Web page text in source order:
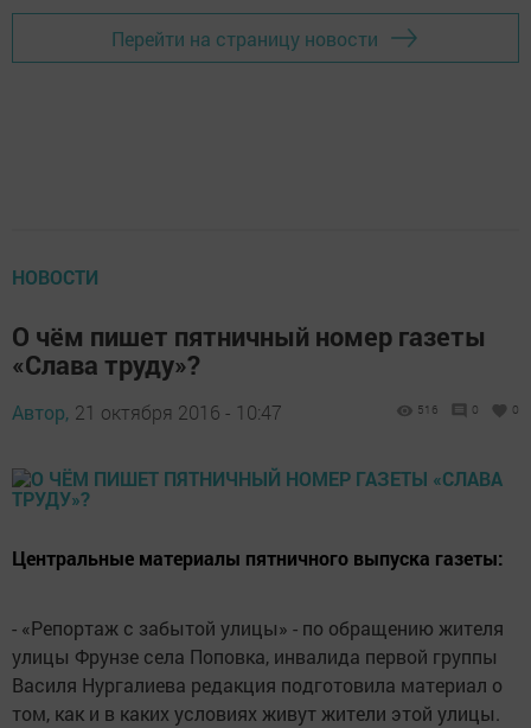
Перейти на страницу новости
НОВОСТИ
О чём пишет пятничный номер газеты
«Слава труду»?
Автор, 21 октября 2016 - 10:47 516 0 0
Центральные материалы пятничного выпуска газеты:
- «Репортаж с забытой улицы» - по обращению жителя
улицы Фрунзе села Поповка, инвалида первой группы
Василя Нургалиева редакция подготовила материал о
том, как и в каких условиях живут жители этой улицы.